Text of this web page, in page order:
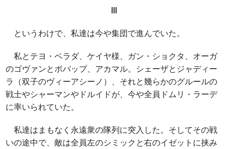
Ⅲ
というわけで、私達は今や集団で進んでいた。
私とテヨ・ベラダ、ケイヤ様、ガン・ショクタ、オーガ
のゴヴァンとボバップ、アカマル。シェーザとジャディー
ラ（双子のヴィーアシーノ）、それと幾らかのグルールの
戦士やシャーマンやドルイドが、今や全員ドムリ・ラーデ
に率いられていた。
私達はまもなく永遠衆の隊列に突入した。そしてその戦
いの途中で、敵は全員左のシミックと右のイゼットに挟み